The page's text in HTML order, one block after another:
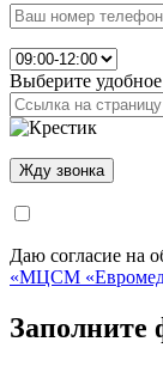
Выберите
Даю согласие на
«МЦСМ
Заполните